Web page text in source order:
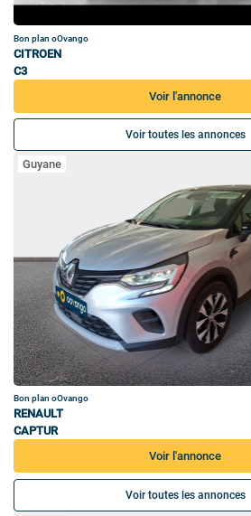
Bon plan oOvango
CITROEN
C3
Voir l'annonce
Voir toutes les annonces
Guyane
Bon plan oOvango
RENAULT
CAPTUR
Voir l'annonce
Voir toutes les annonces